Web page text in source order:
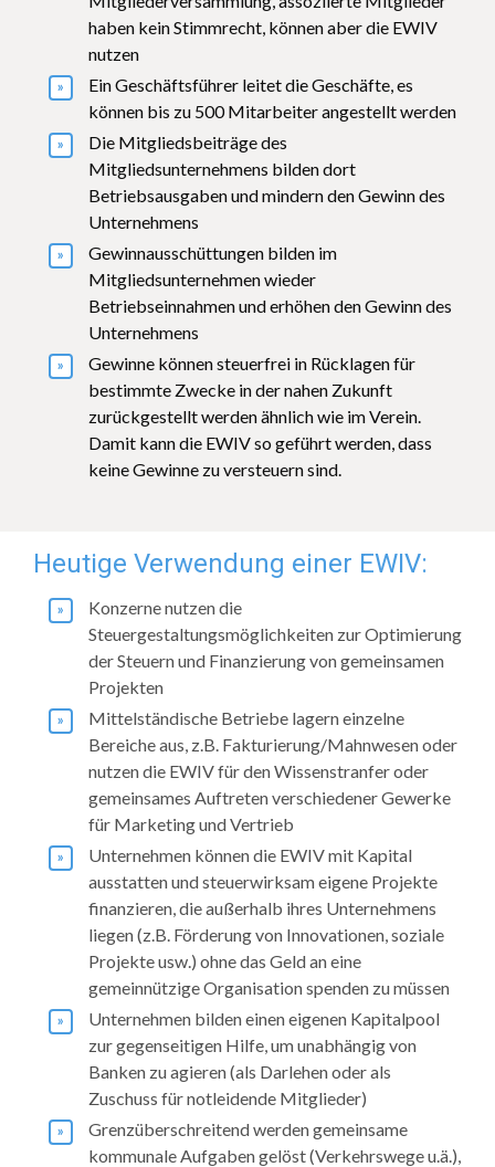
haben kein Stimmrecht, können aber die EWIV
nutzen
Ein Geschäftsführer leitet die Geschäfte, es
können bis zu 500 Mitarbeiter angestellt werden
Die Mitgliedsbeiträge des
Mitgliedsunternehmens bilden dort
Betriebsausgaben und mindern den Gewinn des
Unternehmens
Gewinnausschüttungen bilden im
Mitgliedsunternehmen wieder
Betriebseinnahmen und erhöhen den Gewinn des
Unternehmens
Gewinne können steuerfrei in Rücklagen für
bestimmte Zwecke in der nahen Zukunft
zurückgestellt werden ähnlich wie im Verein.
Damit kann die EWIV so geführt werden, dass
keine Gewinne zu versteuern sind.
Heutige Verwendung einer EWIV:
Konzerne nutzen die
Steuergestaltungsmöglichkeiten zur Optimierung
der Steuern und Finanzierung von gemeinsamen
Projekten
Mittelständische Betriebe lagern einzelne
Bereiche aus, z.B. Fakturierung/Mahnwesen oder
nutzen die EWIV für den Wissenstranfer oder
gemeinsames Auftreten verschiedener Gewerke
für Marketing und Vertrieb
Unternehmen können die EWIV mit Kapital
ausstatten und steuerwirksam eigene Projekte
finanzieren, die außerhalb ihres Unternehmens
liegen (z.B. Förderung von Innovationen, soziale
Projekte usw.) ohne das Geld an eine
gemeinnützige Organisation spenden zu müssen
Unternehmen bilden einen eigenen Kapitalpool
zur gegenseitigen Hilfe, um unabhängig von
Banken zu agieren (als Darlehen oder als
Zuschuss für notleidende Mitglieder)
Grenzüberschreitend werden gemeinsame
kommunale Aufgaben gelöst (Verkehrswege u.ä.),